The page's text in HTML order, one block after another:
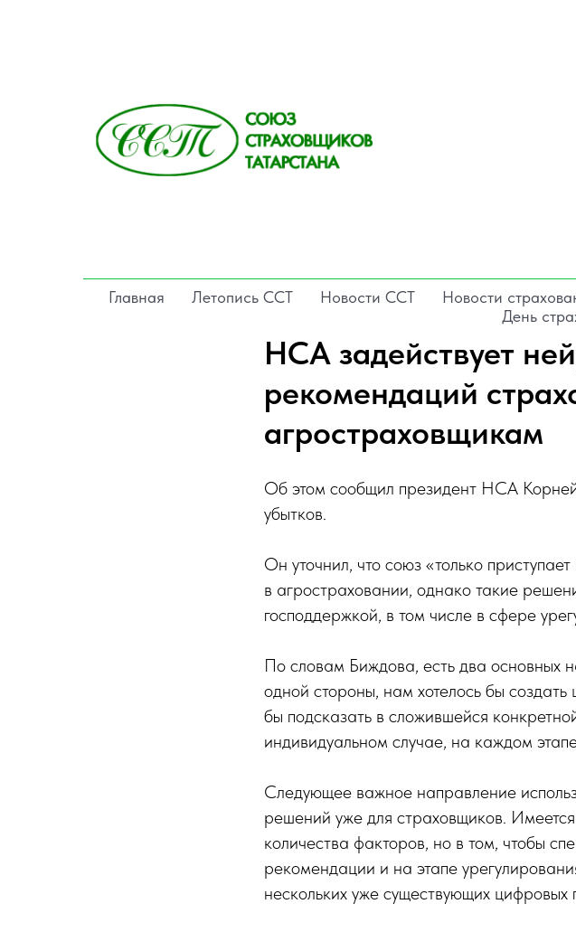
Главная Летопись ССТ Новости ССТ Новости
День
НСА задействует
рекомендаций
агростраховщикам
Об этом сообщил президент НСА
убытков.
Он уточнил, что союз «только
в агростраховании, однако такие
господдержкой, в том числе в сфере
По словам Биждова, есть два основных
одной стороны, нам хотелось бы
бы подсказать в сложившейся
индивидуальном случае, на каждом
Следующее важное направление
решений уже для страховщиков.
количества факторов, но в том, чтобы
рекомендации и на этапе
нескольких уже существующих